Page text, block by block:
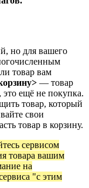
но для вашего
товар вам
— товар
это ещё не покупка.
товар, который
свои
товар в корзину.
сервисом
товара вашим
на
"с этим